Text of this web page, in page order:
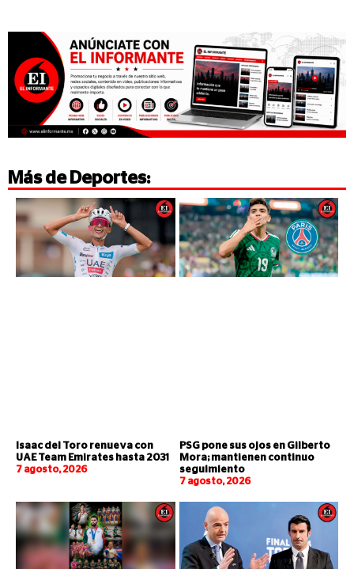
Más de Deportes:
Isaac del Toro renueva con
UAE Team Emirates hasta 2031
7 agosto, 2026
PSG pone sus ojos en Gilberto
Mora; mantienen continuo
seguimiento
7 agosto, 2026